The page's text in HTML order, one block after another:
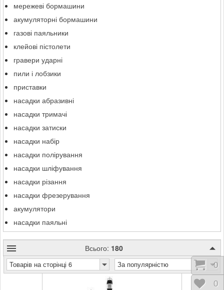
мережеві бормашини
акумуляторні бормашини
газові паяльники
клейові пістолети
гравери ударні
пили і лобзики
приставки
насадки абразивні
насадки тримачі
насадки затиски
насадки набір
насадки полірування
насадки шліфування
насадки різання
насадки фрезерування
акумулятори
насадки паяльні
Всього: 180
Товарів на сторінці 6 За популярністю 0
0